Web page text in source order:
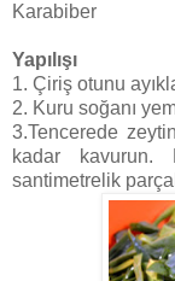
Karabiber
Yapılışı
1. Çiriş otunu
2. Kuru soğanı
3.Tencerede
kadar
santimetrelik